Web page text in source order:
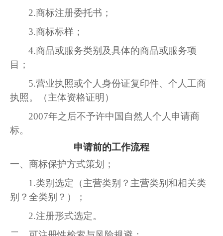
2.商标注册委托书；
3.商标标样；
4.商品或服务类别及具体的商品或服务项
目；
5.营业执照或个人身份证复印件、个人工商
执照。（主体资格证明）
2007年之后不予许中国自然人个人申请商
标。
申请前的工作流程
一、 商标保护方式策划；
1.类别选定（主营类别？主营类别和相关类
别？全类别？）；
2.注册形式选定。